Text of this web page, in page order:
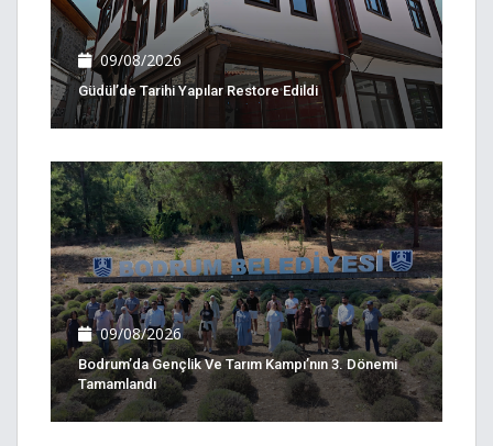
09/08/2026
Güdül’de Tarihi Yapılar Restore Edildi
09/08/2026
Bodrum’da Gençlik Ve Tarım Kampı’nın 3. Dönemi
Tamamlandı